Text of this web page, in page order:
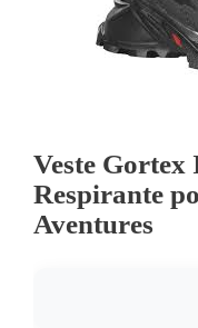
Veste Gortex
Respirante
Aventures